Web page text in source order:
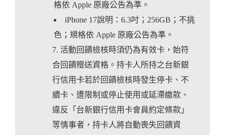
格依 Apple 原廠公告為準。
iPhone 17說明：6.3吋；256GB；不挑
色；規格依 Apple 原廠公告為準。
活動回饋檢核時須仍為有效卡，始符
合回饋贈送資格。持卡人所持之台新銀
行信用卡若於回饋檢核時發生停卡、不
續卡、遭限制或停止使用或延滯繳款、
違反「台新銀行信用卡會員約定條款」
等情事者，持卡人將自動喪失回饋資